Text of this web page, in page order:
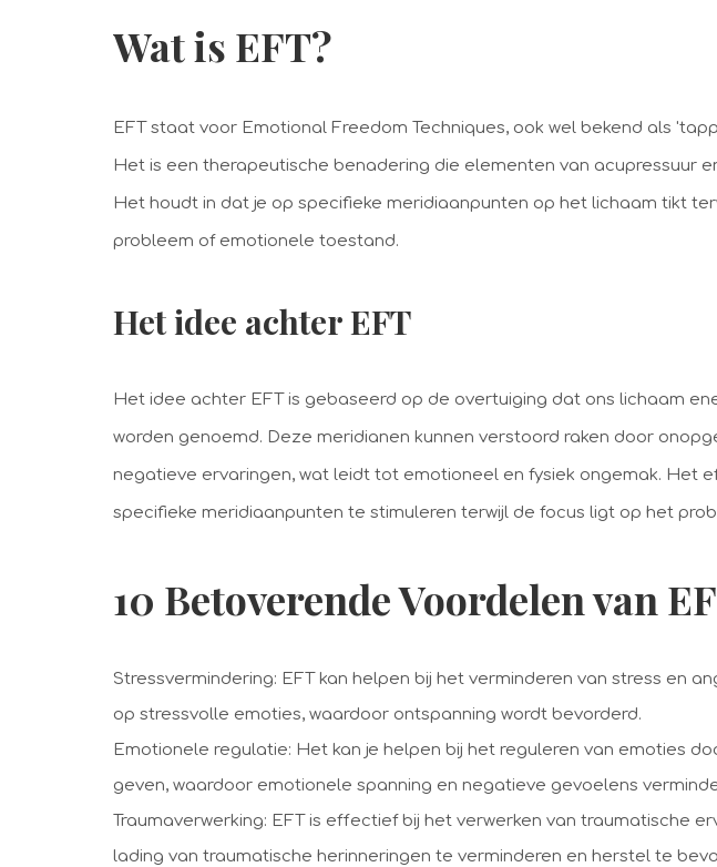
Wat is EFT?
EFT staat voor Emotional Freedom Techniques, ook wel bekend als
Het is een therapeutische benadering die elementen van acupressuur
Het houdt in dat je op specifieke meridiaanpunten op het lichaam tikt
probleem of emotionele toestand.
Het idee achter EFT
Het idee achter EFT is gebaseerd op de overtuiging dat ons lichaam
worden genoemd. Deze meridianen kunnen verstoord raken door
negatieve ervaringen, wat leidt tot emotioneel en fysiek ongemak. Het
specifieke meridiaanpunten te stimuleren terwijl de focus ligt op het
10 Betoverende Voordelen van
Stressvermindering: EFT kan helpen bij het verminderen van stress en
op stressvolle emoties, waardoor ontspanning wordt bevorderd.
Emotionele regulatie: Het kan je helpen bij het reguleren van emoties
geven, waardoor emotionele spanning en negatieve gevoelens
Traumaverwerking: EFT is effectief bij het verwerken van traumatische
lading van traumatische herinneringen te verminderen en herstel te